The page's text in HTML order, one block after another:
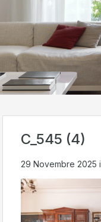
C_545 (4)
29 Novembre 2025